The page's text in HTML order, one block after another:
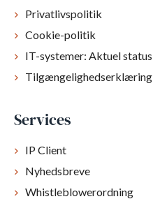
Privatlivspolitik
Cookie-politik
IT-systemer: Aktuel status
Tilgængelighedserklæring
Services
IP Client
Nyhedsbreve
Whistleblowerordning